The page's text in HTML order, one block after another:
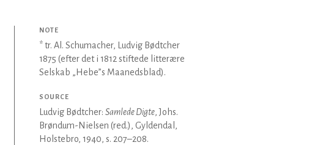
NOTE
* tr. Al. Schumacher, Ludvig Bødtcher
1875 (efter det i 1812 stiftede litterære
Selskab „Hebe”s Maanedsblad).
SOURCE
Ludvig Bødtcher: Samlede Digte, Johs.
Brøndum-Nielsen (red.), Gyldendal,
Holstebro, 1940, s. 207–208.